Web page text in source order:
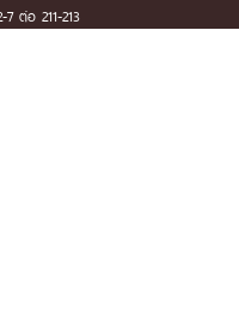
ต่อ 211-213